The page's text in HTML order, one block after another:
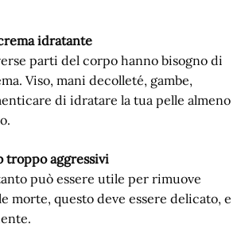
idratante
parti del corpo hanno bisogno di
Viso, mani decolleté, gambe,
di idratare la tua pelle almeno
troppo aggressivi
può essere utile per rimuove
morte, questo deve essere delicato, e